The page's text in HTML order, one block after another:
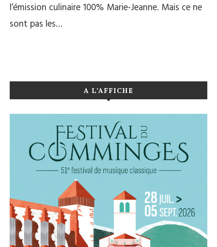
l’émission culinaire 100% Marie-Jeanne. Mais ce ne
sont pas les…
A L’AFFICHE